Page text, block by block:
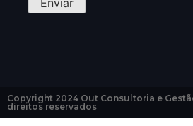
Copyright 2024 Out Consultoria e
direitos reservados